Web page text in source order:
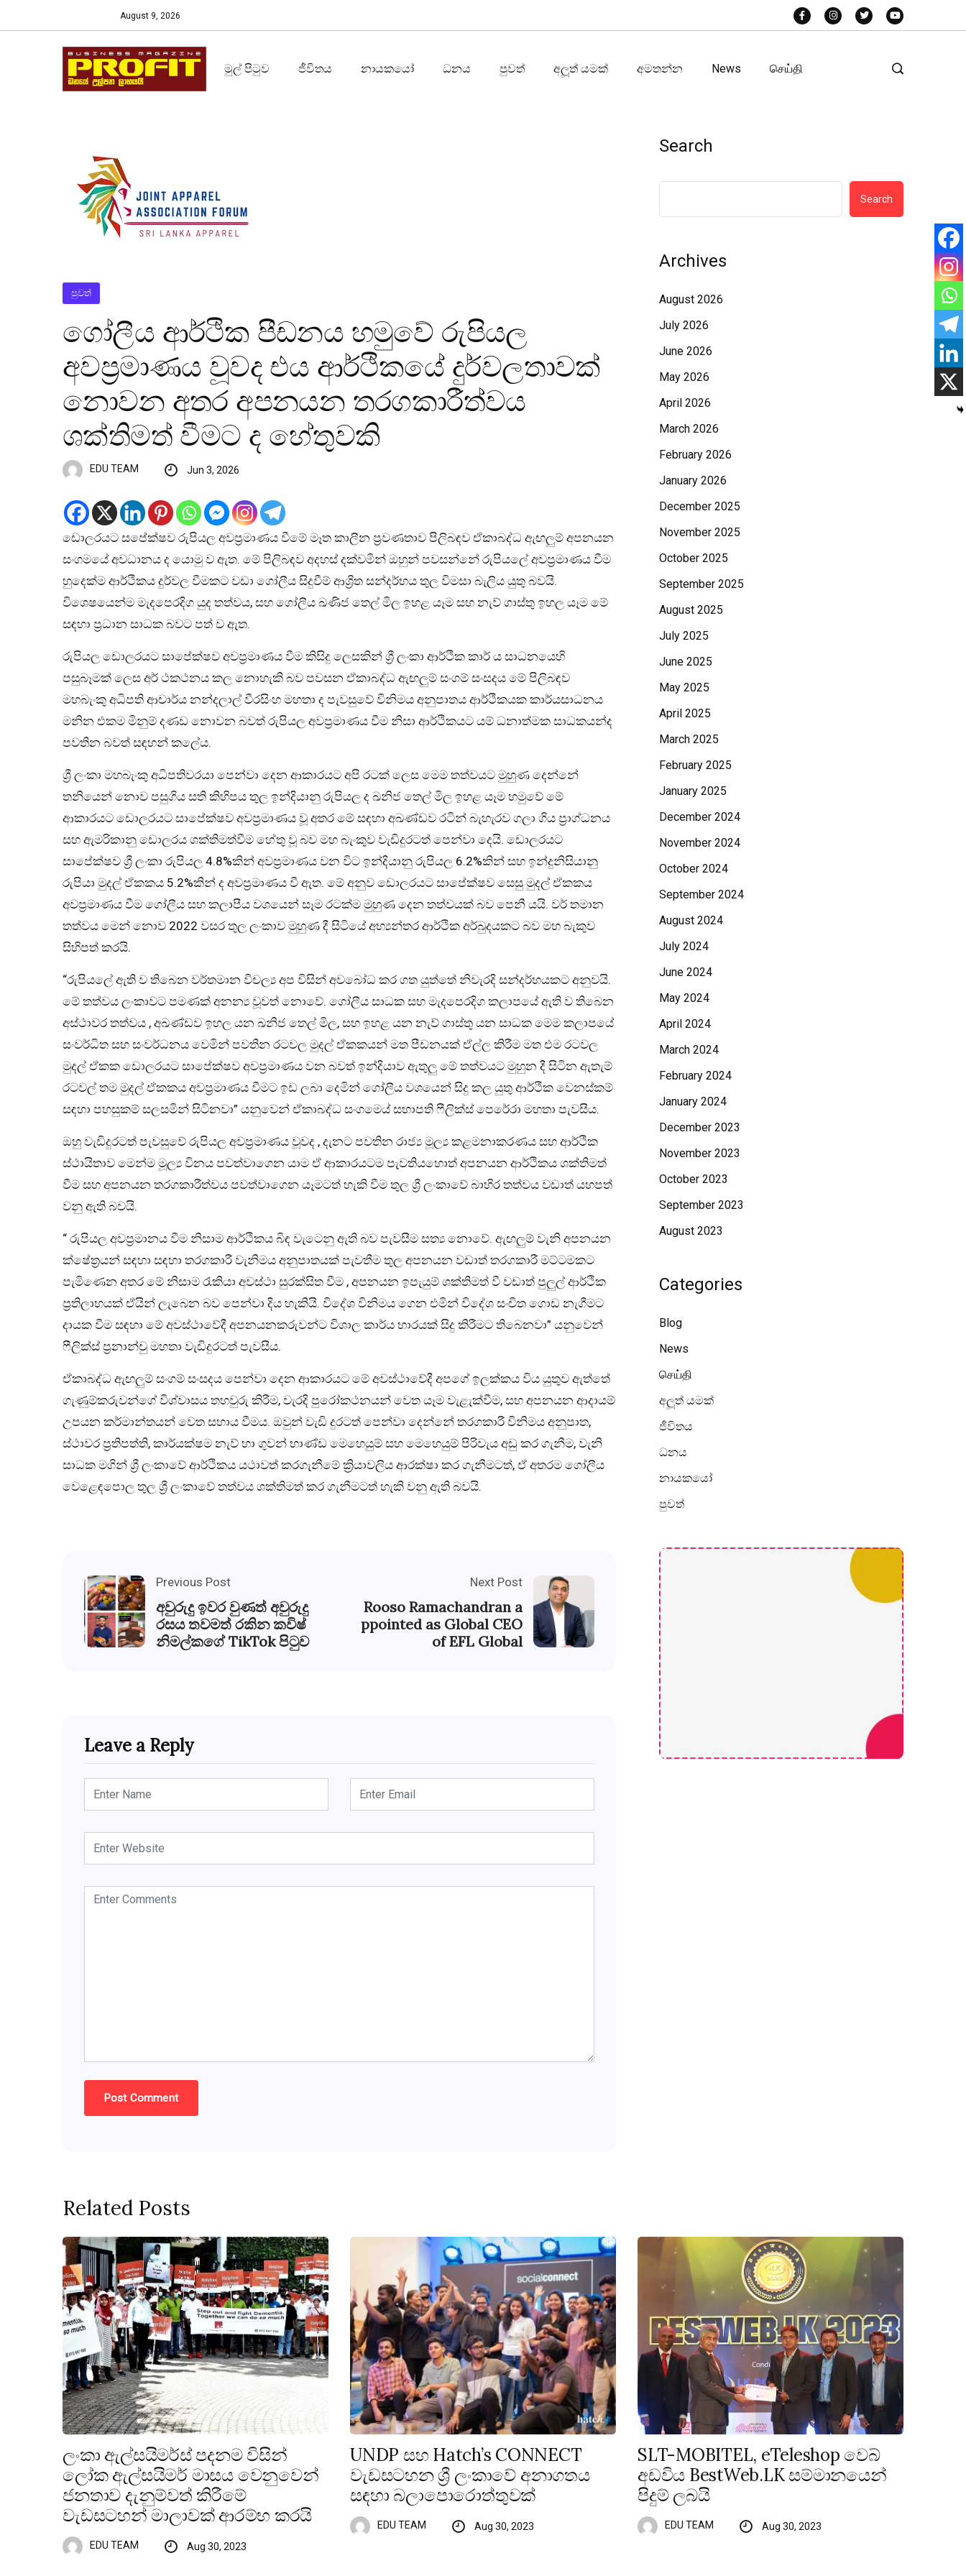
August 9, 2026
මුල් පිටුව ජීවිතය නායකයෝ ධනය පුවත් අලූත් යමක් අමතන්න News செய்தி
පුවත්
ගෝලීය ආර්ථික පීඩනය හමුවේ රුපියල
අවප්‍රමාණය වූවද එය ආර්ථිකයේ දුර්වලතාවක්
නොවන අතර අපනයන තරගකාරීත්වය
ශක්තිමත් වීමට ද හේතුවකි
EDU TEAM Jun 3, 2026
ඩොලරයට සපේක්ෂව රුපියල අවප්‍රමාණය වීමේ මෑත කාලීන ප්‍රවණතාව පිලිබඳව ඒකාබද්ධ ඇඟලුම් අපනයන
සංගමයේ අවධානය ද යොමු ව ඇත. මේ පිලිබඳව අදහස් දක්වමින් ඔහුන් පවසන්නේ රුපියලේ අවප්‍රමාණය වීම
හුදෙක්ම ආර්ථිකය දුර්වල වීමකට වඩා ගෝලීය සිදුවීම් ආශ්‍රිත සන්දර්භය තුල විමසා බැලිය යුතු බවයි.
විශෙෂයෙන්ම මැදපෙරදිග යුද තත්වය, සහ ගෝලීය ඛණිජ තෙල් මිල ඉහළ යෑම සහ නැව් ගාස්තු ඉහල යෑම මේ
සඳහා ප්‍රධාන සාධක බවට පත් ව ඇත.
රුපියල ඩොලරයට සාපේක්ෂව අවප්‍රමාණය වීම කිසිදු ලෙසකින් ශ්‍රී ලංකා ආර්ථික කාර් ය සාධනයෙහි
පසුබෑමක් ලෙස අර් ථකථනය කල නොහැකි බව පවසන ඒකාබද්ධ ඇඟලුම් සංගම් සංසදය මේ පිලිබඳව
මහබැංකු අධිපති ආචාර්ය නන්දලාල් වීරසිංහ මහතා ද පැවසුවේ විනිමය අනුපාතය ආර්ථිකයක කාර්යසාධනය
මනින එකම මිනුම් දණඩ නොවන බවත් රුපියල අවප්‍රමාණය වීම නිසා ආර්ථිකයට යම් ධනාත්මක සාධකයන්ද
පවතින බවත් සඳහන් කලේය.
ශ්‍රී ලංකා මහබැංකු අධිපතිවරයා පෙන්වා දෙන ආකාරයට අපි රටක් ලෙස මෙම තත්වයට මුහුණ දෙන්නේ
තනියෙන් නොව පසුගිය සති කිහිපය තුල ඉන්දියානු රුපියල ද ඛනිජ තෙල් මිල ඉහළ යෑම හමුවේ මේ
ආකාරයට ඩොලරයට සාපේක්ෂව අවප්‍රමාණය වූ අතර මේ සඳහා අඛණ්ඩව රටින් බැහැරව ගලා ගිය ප්‍රාග්ධනය
සහ ඇමරිකානු ඩොලරය ශක්තිමත්වීම හේතු වූ බව මහ බැංකුව වැඩිදුරටත් පෙන්වා දෙයි. ඩොලරයට
සාපේක්ෂව ශ්‍රී ලංකා රුපියල 4.8%කින් අවප්‍රමාණය වන විට ඉන්දියානු රුපියල 6.2%කින් සහ ඉන්දුනිසියානු
රුපියා මුදල් ඒකකය 5.2%කින් ද අවප්‍රමාණය වී ඇත. මේ අනුව ඩොලරයට සාපේක්ෂව සෙසු මුදල් ඒකකය
අවප්‍රමාණය වීම ගෝලීය සහ කලාපීය වශයෙන් සෑම රටක්ම මුහුණ දෙන තත්වයක් බව පෙනී යයි. වර් තමාන
තත්වය මෙන් නොව 2022 වසර තුල ලංකාව මුහුණ දී සිටියේ අභ්‍යන්තර ආර්ථික අර්බුදයකට බව මහ බැකුව
සිහිපත් කරයි.
“රුපියලේ ඇති ව තිබෙන වර්තමාන විචල්‍ය අප විසින් අවබෝධ කර ගත යුත්තේ නිවැරදි සන්දර්භයකට අනුවයි.
මේ තත්වය ලංකාවට පමණක් අනන්‍ය වූවත් නොවේ. ගෝලීය සාධක සහ මැදපෙරදිග කලාපයේ ඇති ව තිබෙන
අස්ථාවර තත්වය , අඛණ්ඩව ඉහල යන ඛනිජ තෙල් මිල, සහ ඉහළ යන නැව් ගාස්තු යන සාධක මෙම කලාපයේ
සංවර්ධිත සහ සංවර්ධනය වෙමින් පවතින රටවල මුදල් ඒකකයන් මත පීඩනයක් ඒල්ල කිරීම මත එම රටවල
මුදල් ඒකක ඩොලරයට සාපේක්ෂව අවප්‍රමාණය වන බවත් ඉන්දියාව ඇතුලු මේ තත්වයට මුහුන දී සිටින ඇතැම්
රටවල් තම මුදල් ඒකකය අවප්‍රමාණය වීමට ඉඩ ලබා දෙමින් ගෝලීය වශයෙන් සිදු කල යුතු ආර්ථික වෙනස්කම්
සඳහා පහසුකම් සලසමින් සිටිනවා” යනුවෙන් ඒකාබද්ධ සංගමෙය් සභාපති ෆීලික්ස් පෙරේරා මහතා පැවසීය.
ඔහු වැඩිදුරටත් පැවසුවේ රුපියල අවප්‍රමාණය වූවද , දැනට පවතින රාජ්‍ය මූල්‍ය කළමනාකරණය සහ ආර්ථික
ස්ථායිතාව මෙන්ම මූල්‍ය විනය පවත්වාගෙන යාම ඒ ආකාරයටම පැවතියහොත් අපනයන ආර්ථිකය ශක්තිමත්
වීම සහ අපනයන තරගකාරීත්වය පවත්වාගෙන යෑමටත් හැකි වීම තුල ශ්‍රී ලංකාවේ බාහිර තත්වය වඩාත් යහපත්
වනු ඇති බවයි.
“ රුපියල අවප්‍රමානය වීම නිසාම ආර්ථිකය බිඳ වැටෙනු ඇති බව පැවසීම සත්‍ය නොවේ. ඇඟලුම් වැනි අපනයන
ක්ෂේත්‍රයන් සඳහා සඳහා තරගකාරී වැනිමය අනුපාතයක් පැවතීම තුල අපනයන වඩාත් තරගකාරී මට්ටමකට
පැමිණෙන අතර මේ නිසාම රැකියා අවස්ථා සුරක්සිත වීම , අපනයන ඉපැයුම් ශක්තිමත් වී වඩාත් පුලුල් ආර්ථික
ප්‍රතිලාභයක් ඒයින් ලැබෙන බව පෙන්වා දිය හැකියි. විදේශ විනිමය ගෙන එමින් විදේශ සංචිත ගොඩ නැගීමට
දායක වීම සඳහා මේ අවස්ථාවේදී අපනයනකරුවන්ට විශාල කාර්ය භාරයක් සිදු කිරීමට තිබෙනවා” යනුවෙන්
ෆීලික්ස් ප්‍රනාන්චු මහතා වැඩිදුරටත් පැවසීය.
ඒකාබද්ධ ඇඟලුම් සංගම් සංසදය පෙන්වා දෙන ආකාරයට මේ අවස්ථාවේදී අපගේ ඉලක්කය විය යුතුව ඇත්තේ
ගැණුම්කරුවන්ගේ විශ්වාසය තහවුරු කිරීම, වැරදි පුරෝකථනයන් වෙත යෑම වැළැක්වීම, සහ අපනයන ආදායම්
උපයන කර්මාන්තයන් වෙත සහාය වීමය. ඔවුන් වැඩි දුරටත් පෙන්වා දෙන්නේ තරගකාරී විනිමය අනුපාත,
ස්ථාවර ප්‍රතිපත්ති, කාර්යක්ෂම නැව් හා ගුවන් භාණ්ඩ මෙහෙයුම් සහ මෙහෙයුම් පිරිවැය අඩු කර ගැනීම, වැනි
සාධක මගින් ශ්‍රී ලංකාවේ ආර්ථිකය යථාවත් කරගැනීමේ ක්‍රියාවලිය ආරක්ෂා කර ගැනීමටත්, ඒ අතරම ගෝලීය
වෙළෙඳපොල තුල ශ්‍රී ලංකාවේ තත්වය ශක්තිමත් කර ගැනීමටත් හැකි වනු ඇති බවයි.
Previous Post
අවුරුදු ඉවර වුණත් අවුරුදු
රසය තවමත් රකින කවිෂ්
නිමල්කගේ TikTok පිටුව
Next Post
Rooso Ramachandran a
ppointed as Global CEO
of EFL Global
Leave a Reply
Search
Search
Archives
August 2026
July 2026
June 2026
May 2026
April 2026
March 2026
February 2026
January 2026
December 2025
November 2025
October 2025
September 2025
August 2025
July 2025
June 2025
May 2025
April 2025
March 2025
February 2025
January 2025
December 2024
November 2024
October 2024
September 2024
August 2024
July 2024
June 2024
May 2024
April 2024
March 2024
February 2024
January 2024
December 2023
November 2023
October 2023
September 2023
August 2023
Categories
Blog
News
செய்தி
අලූත් යමක්
ජීවිතය
ධනය
නායකයෝ
පුවත්
Related Posts
ලංකා ඇල්සයිමර්ස් පදනම විසින්
ලෝක ඇල්සයිමර් මාසය වෙනුවෙන්
ජනතාව දැනුම්වත් කිරීමේ
වැඩසටහන් මාලාවක් ආරම්භ කරයි
EDU TEAM Aug 30, 2023
UNDP සහ Hatch’s CONNECT
වැඩසටහන ශ්‍රී ලංකාවේ අනාගතය
සඳහා බලාපොරොත්තුවක්
EDU TEAM Aug 30, 2023
SLT-MOBITEL, eTeleshop වෙබ්
අඩවිය BestWeb.LK සම්මානයෙන්
පිදුම් ලබයි
EDU TEAM Aug 30, 2023